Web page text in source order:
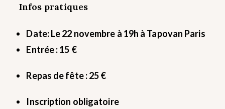
Infos pratiques
Date: Le 22 novembre à 19h à Tapovan Paris
Entrée : 15 €
Repas de fête: 25 €
Inscription obligatoire